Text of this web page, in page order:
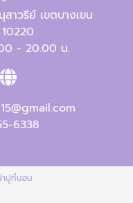
าวรีย์ เขตบางเขน
- 20.00 น.
6338
าปูที่นอน